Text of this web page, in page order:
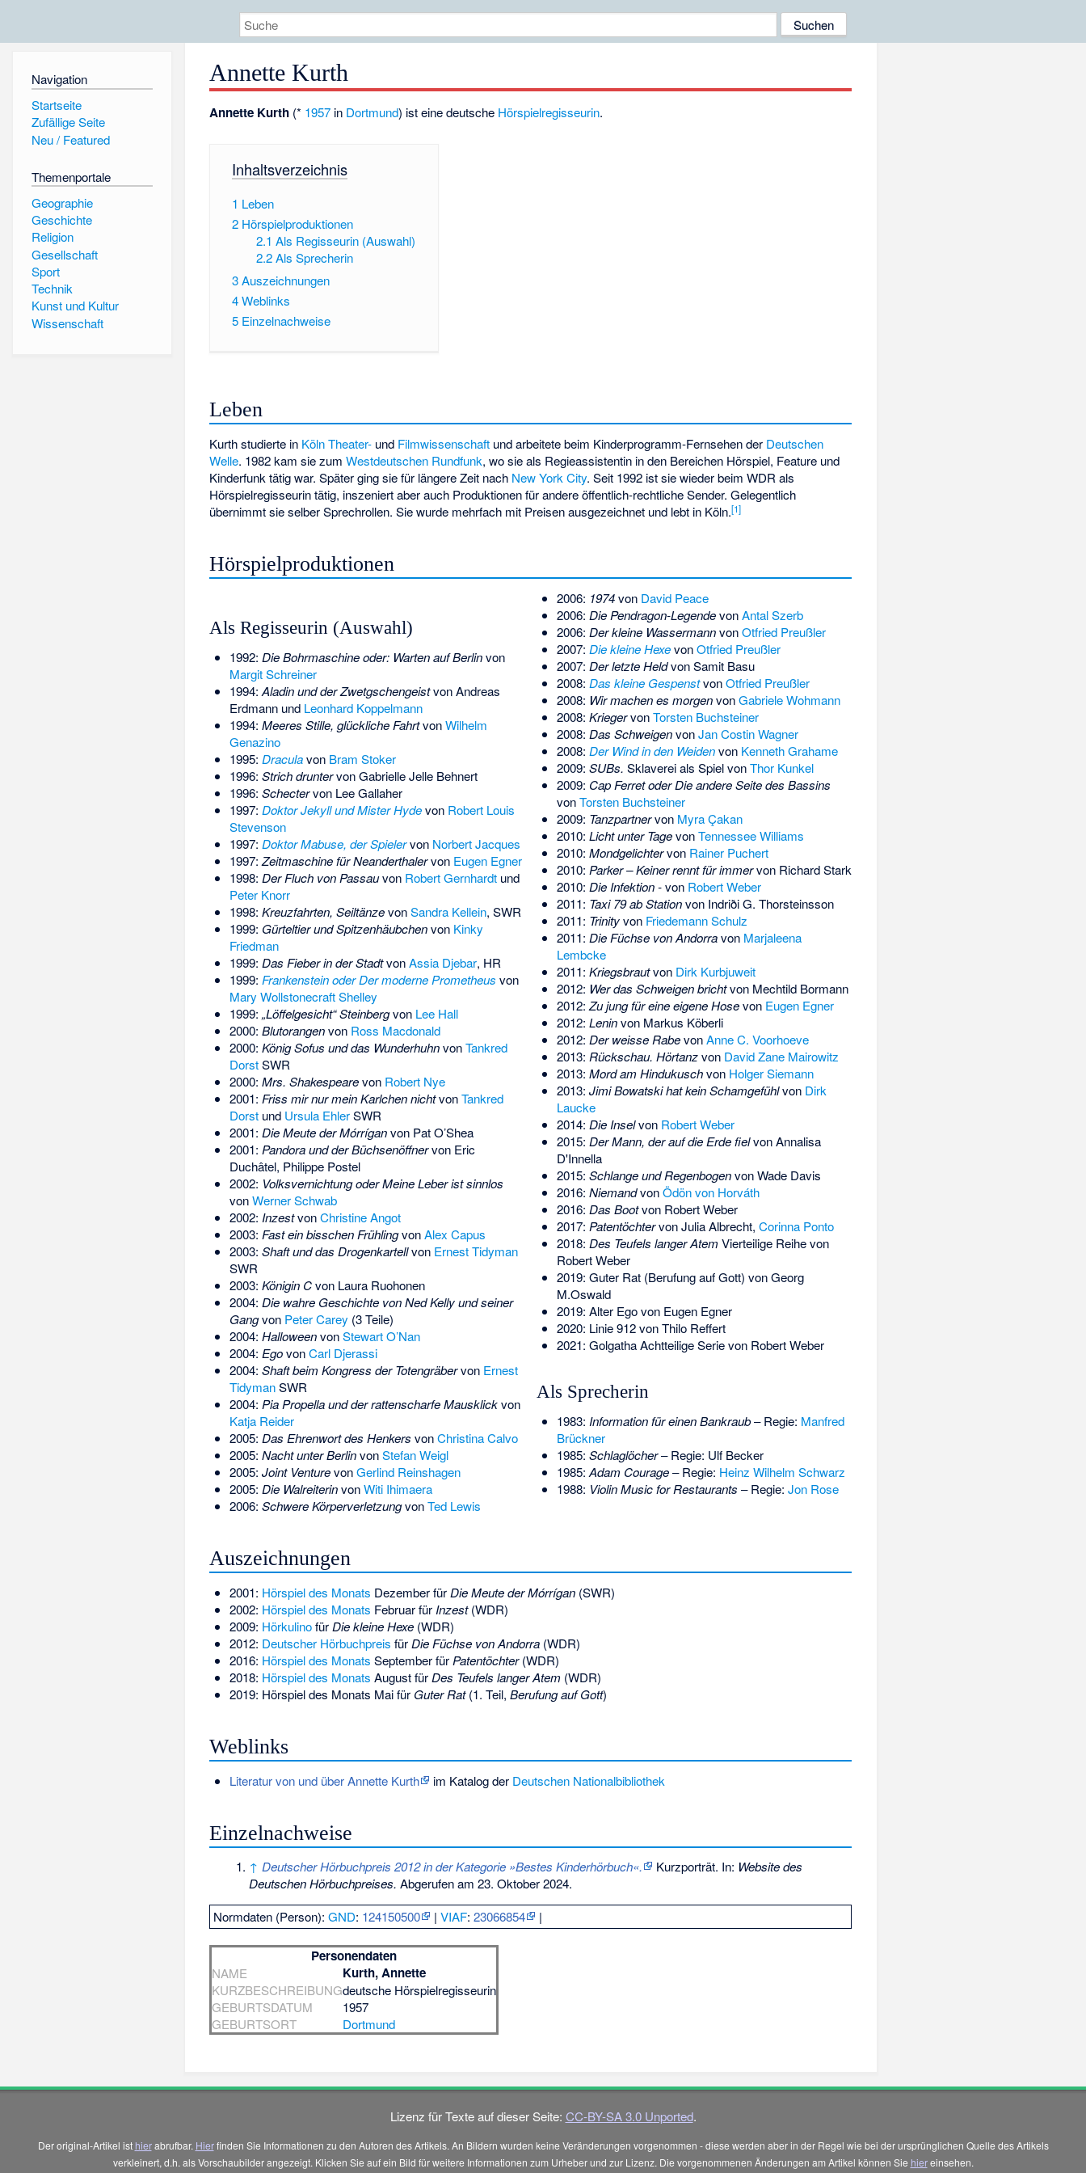
Navigation
Startseite
Zufällige Seite
Neu / Featured
Themenportale
Geographie
Geschichte
Religion
Gesellschaft
Sport
Technik
Kunst und Kultur
Wissenschaft
Annette Kurth
Annette Kurth (* 1957 in Dortmund) ist eine deutsche Hörspielregisseurin.
Inhaltsverzeichnis
1 Leben
2 Hörspielproduktionen
2.1 Als Regisseurin (Auswahl)
2.2 Als Sprecherin
3Auszeichnungen
4Weblinks
5 Einzelnachweise
Leben
Kurth studierte in Köln Theater- und Filmwissenschaft und arbeitete beim Kinderprogramm-Fernsehen der Deutschen
Welle. 1982 kam sie zumWestdeutschen Rundfunk, wo sie als Regieassistentin in den Bereichen Hörspiel, Feature und
Kinderfunk tätig war. Später ging sie für längere Zeit nach New York City. Seit 1992 ist sie wieder beim WDR als
Hörspielregisseurin tätig, inszeniert aber auch Produktionen für andere öffentlich-rechtliche Sender. Gelegentlich
übernimmt sie selber Sprechrollen. Sie wurde mehrfach mit Preisen ausgezeichnet und lebt in Köln.[1]
Hörspielproduktionen
Als Regisseurin (Auswahl)
1992: Die Bohrmaschine oder: Warten auf Berlinvon
Margit Schreiner
1994:Aladin und der ZwetgschengeistvonAndreas
Erdmannund Leonhard Koppelmann
1994: Meeres Stille, glückliche FahrtvonWilhelm
Genazino
1995: Draculavon Bram Stoker
1996: Strich druntervonGabrielle Jelle Behnert
1996: Schectervon Lee Gallaher
1997: Doktor Jekyll und Mister Hydevon Robert Louis
Stevenson
1997: Doktor Mabuse, der Spielervon Norbert Jacques
1997:Zeitmaschine für Neanderthalervon Eugen Egner
1998: Der Fluch von Passauvon Robert Gernhardtund
Peter Knorr
1998: Kreuzfahrten, SeiltänzevonSandra Kellein, SWR
1999: Gürteltier und Spitzenhäubchenvon Kinky
Friedman
1999: Das Fieber in der StadtvonAssia Djebar, HR
1999: Frankenstein oder Der moderne Prometheus von
Mary Wollstonecraft Shelley
1999: „Löffelgesicht“ Steinbergvon Lee Hall
2000: Blutorangenvon Ross Macdonald
2000: König Sofus und das WunderhuhnvonTankred
DorstSWR
2000: Mrs. Shakespearevon Robert Nye
2001: Friss mir nur mein Karlchen nichtvonTankred
Dorstund Ursula EhlerSWR
2001: Die Meute der Mórríganvon Pat O’Shea
2001: Pandora und der Büchsenöffnervon Eric
Duchâtel, Philippe Postel
2002: Volksvernichtung oder Meine Leber ist sinnlos
vonWerner Schwab
2002: InzestvonChristine Angot
2003: Fast ein bisschen FrühlingvonAlex Capus
2003: Shaft und das Drogenkartellvon Ernest Tidyman
SWR
2003: Königin Cvon Laura Ruohonen
2004: Die wahre Geschichte von Ned Kelly und seiner
Gangvon Peter Carey (3 Teile)
2004: HalloweenvonStewart O’Nan
2004: EgovonCarl Djerassi
2004: Shaft beim Kongress der Totengräbervon Ernest
TidymanSWR
2004: Pia Propella und der rattenscharfe Mausklickvon
Katja Reider
2005: Das Ehrenwort des Henkers vonChristina Calvo
2005: Nacht unter BerlinvonStefan Weigl
2005: Joint VenturevonGerlind Reinshagen
2005: Die WalreiterinvonWiti Ihimaera
2006: Schwere KörperverletzungvonTed Lewis
2006: 1974von David Peace
2006: Die Pendragon-LegendevonAntal Szerb
2006: Der kleine WassermannvonOtfried Preußler
2007: Die kleine HexevonOtfried Preußler
2007: Der letzte HeldvonSamit Basu
2008: Das kleine GespenstvonOtfried Preußler
2008: Wir machen es morgenvonGabriele Wohmann
2008: KriegervonTorsten Buchsteiner
2008: Das SchweigenvonJan Costin Wagner
2008: Der Wind in den Weidenvon Kenneth Grahame
2009: SUBs. Sklaverei als Spiel vonThor Kunkel
2009: Cap Ferret oder Die andere Seite des Bassins
vonTorsten Buchsteiner
2009: Tanzpartnervon Myra Çakan
2010: Licht unter TagevonTennessee Williams
2010: Mondgelichtervon Rainer Puchert
2010: Parker – Keiner rennt für immervon Richard Stark
2010: Die Infektion -von Robert Weber
2011: Taxi 79 ab Stationvon Indriði G. Thorsteinsson
2011: Trinityvon Friedemann Schulz
2011: Die Füchse von Andorravon Marjaleena
Lembcke
2011: Kriegsbrautvon Dirk Kurbjuweit
2012: Wer das Schweigen brichtvon Mechtild Bormann
2012: Zu jung für eine eigene Hosevon Eugen Egner
2012: Leninvon Markus Köberli
2012: Der weisse RabevonAnne C. Voorhoeve
2013: Rückschau. Hörtanzvon David Zane Mairowitz
2013: Mord am Hindukuschvon Holger Siemann
2013: Jimi Bowatski hat kein Schamgefühlvon Dirk
Laucke
2014: Die Inselvon Robert Weber
2015: Der Mann, der auf die Erde fielvonAnnalisa
D'Innella
2015: Schlange und RegenbogenvonWade Davis
2016: NiemandvonÖdön von Horváth
2016: Das Bootvon Robert Weber
2017: PatentöchtervonJulia Albrecht, Corinna Ponto
2018: Des Teufels langer Atem Vierteilige Reihe von
Robert Weber
2019: Guter Rat (Berufung auf Gott) von Georg
M.Oswald
2019: Alter Ego von Eugen Egner
2020: Linie 912 von Thilo Reffert
2021: Golgatha Achtteilige Serie von Robert Weber
Als Sprecherin
1983: Information für einen Bankraub– Regie: Manfred
Brückner
1985: Schlaglöcher– Regie: Ulf Becker
1985:Adam Courage– Regie: Heinz Wilhelm Schwarz
1988: Violin Music for Restaurants – Regie: Jon Rose
Auszeichnungen
2001: Hörspiel des Monats Dezember fürDie Meute der Mórrígan(SWR)
2002: Hörspiel des Monats Februar für Inzest(WDR)
2009: HörkulinofürDie kleine Hexe(WDR)
2012: Deutscher Hörbuchpreis fürDie Füchse von Andorra(WDR)
2016: Hörspiel des Monats September für Patentöchter(WDR)
2018: Hörspiel des Monats August fürDes Teufels langer Atem (WDR)
2019: Hörspiel des Monats Mai für Guter Rat(1. Teil, Berufung auf Gott)
Weblinks
Literatur von und über Annette Kurth im Katalog der Deutschen Nationalbibliothek
Einzelnachweise
↑ Deutscher Hörbuchpreis 2012 in der Kategorie »Bestes Kinderhörbuch«. Kurzporträt. In: Website des
Deutschen Hörbuchpreises. Abgerufen am 23. Oktober 2024.
Normdaten (Person):GND: 124150500 |VIAF:23066854 |
Personendaten
NAME Kurth, Annette
KURZBESCHREIBUNGdeutsche Hörspielregisseurin
GEBURTSDATUM
1957
GEBURTSORT
Dortmund
Lizenz für Texte auf dieser Seite: CC-BY-SA 3.0 Unported.
Der original-Artikel ist hierabrufbar. Hierfinden Sie Informationen zu den Autoren des Artikels. An Bildern wurden keine Veränderungen vorgenommen - diese werden aber in der Regel wie bei der ursprünglichen Quelle des Artikels
verkleinert, d.h. als Vorschaubilder angezeigt. Klicken Sie auf ein Bild für weitere Informationen zum Urheber und zur Lizenz. Die vorgenommenen Änderungen am Artikel können Sie hiereinsehen.